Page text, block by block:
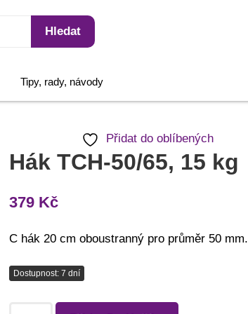
Hledat
Tipy, rady, návody
Přidat do oblíbených
Hák TCH-50/65, 15 kg
379 Kč
C hák 20 cm oboustranný pro průměr 50 mm.
Dostupnost: 7 dní